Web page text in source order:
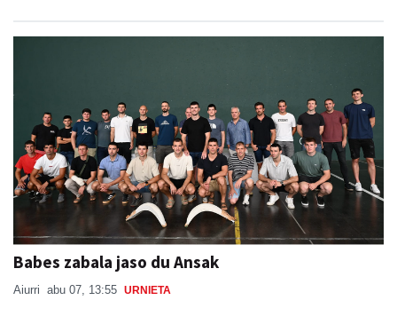
Babes zabala jaso du Ansak
Aiurri abu 07, 13:55 URNIETA